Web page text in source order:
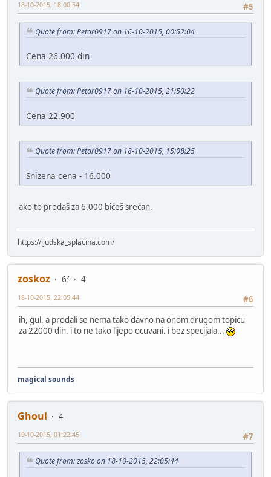
#5
18-10-2015, 18:00:54
Quote from: Petar0917 on 16-10-2015, 00:52:04
Cena 26.000 din
Quote from: Petar0917 on 16-10-2015, 21:50:22
Cena 22.900
Quote from: Petar0917 on 18-10-2015, 15:08:25
Snizena cena - 16.000
ako to prodaš za 6.000 bićeš srećan.
https://ljudska_splacina.com/
zoskoz 6²
4
#6
18-10-2015, 22:05:44
ih, gul. a prodali se nema tako davno na onom drugom topicu
za 22000 din. i to ne tako lijepo ocuvani. i bez specijala...
magical sounds
Ghoul
4
#7
19-10-2015, 01:22:45
Quote from: zosko on 18-10-2015, 22:05:44